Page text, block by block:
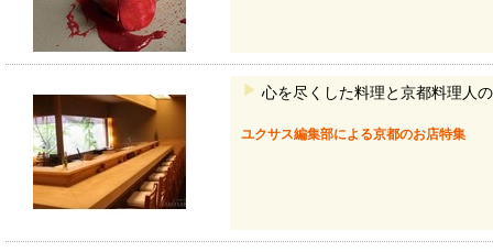
心を尽くした料理と京都料理人
ユクサス編集部による京都のお店特集